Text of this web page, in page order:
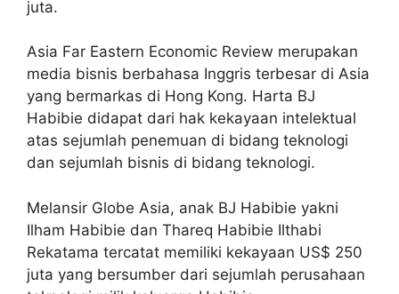
juta.
Asia Far Eastern Economic Review merupakan
media bisnis berbahasa Inggris terbesar di Asia
yang bermarkas di Hong Kong. Harta BJ
Habibie didapat dari hak kekayaan intelektual
atas sejumlah penemuan di bidang teknologi
dan sejumlah bisnis di bidang teknologi.
Melansir Globe Asia, anak BJ Habibie yakni
Ilham Habibie dan Thareq Habibie Ilthabi
Rekatama tercatat memiliki kekayaan US$ 250
juta yang bersumber dari sejumlah perusahaan